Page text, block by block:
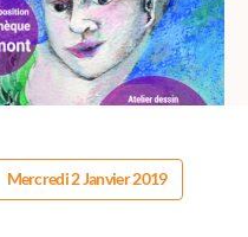
Mercredi 2 Janvier 2019